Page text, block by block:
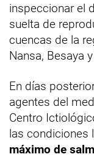
inspeccionar el
suelta de
cuencas de la
Nansa, Besaya
En días
agentes del
Centro
las condiciones
máximo de